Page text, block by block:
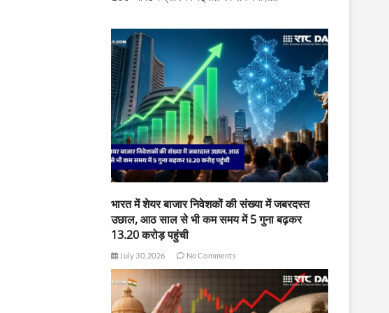
भारत में शेयर बाजार निवेशकों की संख्या में जबरदस्त
उछाल, आठ साल से भी कम समय में 5 गुना बढ़कर
13.20 करोड़ पहुंची
July 30, 2026 No Comments